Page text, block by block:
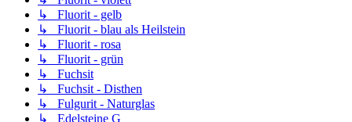
↳ Fluorit - gelb
↳ Fluorit - blau als Heilstein
↳ Fluorit - rosa
↳ Fluorit - grün
↳ Fuchsit
↳ Fuchsit - Disthen
↳ Fulgurit - Naturglas
↳ Edelsteine G